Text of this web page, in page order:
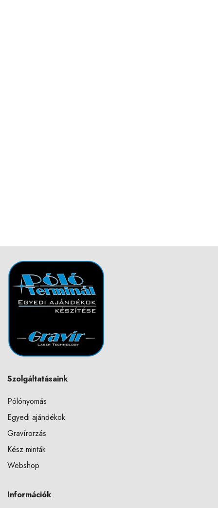
Szolgáltatásaink
Pólónyomás
Egyedi ajándékok
Gravírorzás
Kész minták
Webshop
Információk